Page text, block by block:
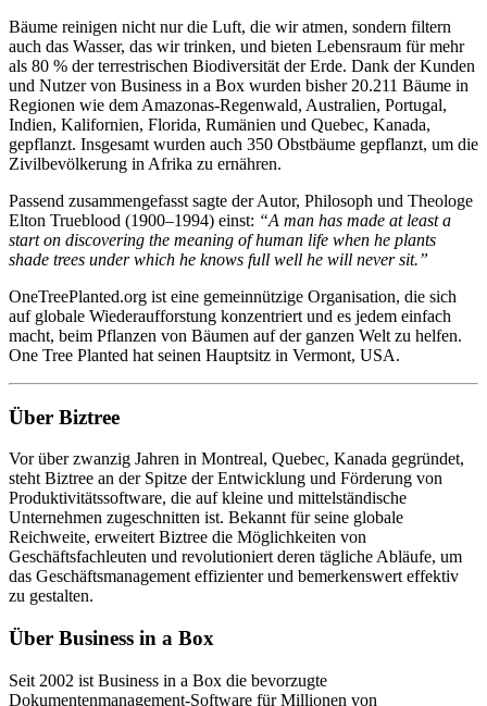
Bäume reinigen nicht nur die Luft, die wir atmen, sondern filtern
auch das Wasser, das wir trinken, und bieten Lebensraum für mehr
als 80 % der terrestrischen Biodiversität der Erde. Dank der Kunden
und Nutzer von Business in a Box wurden bisher 20.211 Bäume in
Regionen wie dem Amazonas-Regenwald, Australien, Portugal,
Indien, Kalifornien, Florida, Rumänien und Quebec, Kanada,
gepflanzt. Insgesamt wurden auch 350 Obstbäume gepflanzt, um die
Zivilbevölkerung in Afrika zu ernähren.
Passend zusammengefasst sagte der Autor, Philosoph und Theologe
Elton Trueblood (1900–1994) einst: “A man has made at least a
start on discovering the meaning of human life when he plants
shade trees under which he knows full well he will never sit.”
OneTreePlanted.org ist eine gemeinnützige Organisation, die sich
auf globale Wiederaufforstung konzentriert und es jedem einfach
macht, beim Pflanzen von Bäumen auf der ganzen Welt zu helfen.
One Tree Planted hat seinen Hauptsitz in Vermont, USA.
Über Biztree
Vor über zwanzig Jahren in Montreal, Quebec, Kanada gegründet,
steht Biztree an der Spitze der Entwicklung und Förderung von
Produktivitätssoftware, die auf kleine und mittelständische
Unternehmen zugeschnitten ist. Bekannt für seine globale
Reichweite, erweitert Biztree die Möglichkeiten von
Geschäftsfachleuten und revolutioniert deren tägliche Abläufe, um
das Geschäftsmanagement effizienter und bemerkenswert effektiv
zu gestalten.
Über Business in a Box
Seit 2002 ist Business in a Box die bevorzugte
Dokumentenmanagement-Software für Millionen von